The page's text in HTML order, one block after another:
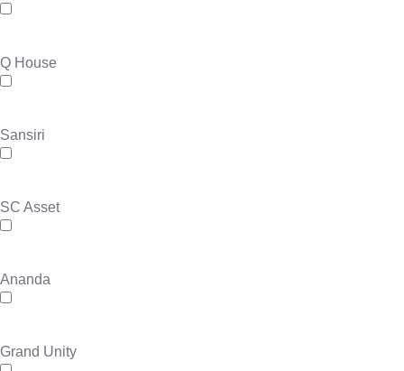
Q House
Sansiri
SC Asset
Ananda
Grand Unity